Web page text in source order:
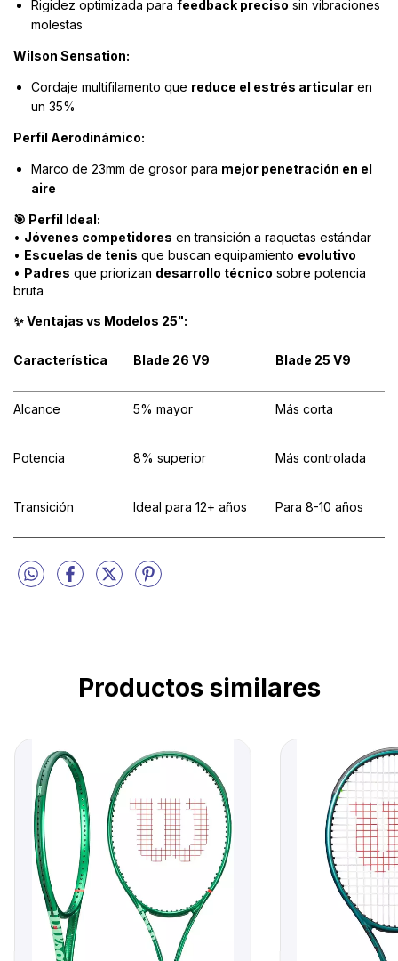
Rigidez optimizada para feedback preciso sin vibraciones
molestas
Wilson Sensation:
Cordaje multifilamento que reduce el estrés articular en
un 35%
Perfil Aerodinámico:
Marco de 23mm de grosor para mejor penetración en el
aire
🎯 Perfil Ideal:
• Jóvenes competidores en transición a raquetas estándar
• Escuelas de tenis que buscan equipamiento evolutivo
• Padres que priorizan desarrollo técnico sobre potencia
bruta
✨Ventajas vs Modelos 25":
Característica Blade 26 V9 Blade 25 V9
Alcance 5% mayor Más corta
Potencia 8% superior Más controlada
Transición Ideal para 12+ años Para 8-10 años
Productos similares